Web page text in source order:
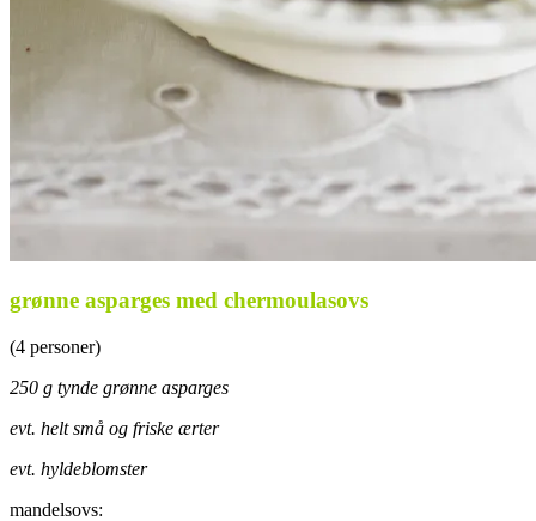
grønne asparges med chermoulasovs
(4 personer)
250 g tynde grønne asparges
evt. helt små og friske ærter
evt. hyldeblomster
mandelsovs: